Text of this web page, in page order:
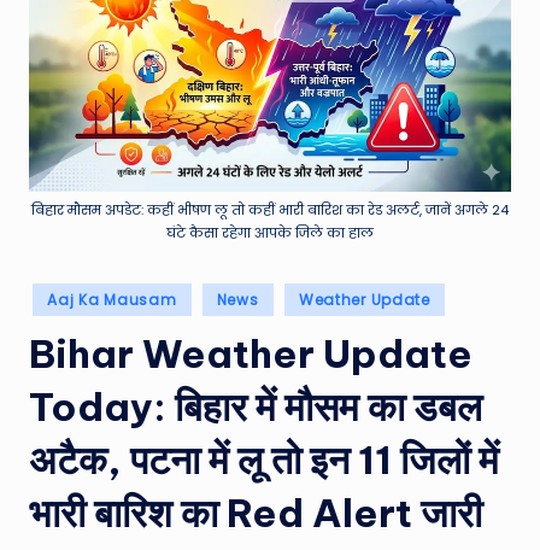
a
t
h
er
,
e
c
h
M
vi
बिहार मौसम अपडेट: कहीं भीषण लू तो कहीं भारी बारिश का रेड अलर्ट, जानें अगले 24
घंटे कैसा रहेगा आपके जिले का हाल
Posted
in
Aaj Ka Mausam News Weather Update
Bihar Weather Update
Today: बिहार में मौसम का डबल
अटैक, पटना में लू तो इन 11 जिलों में
भारी बारिश का Red Alert जारी